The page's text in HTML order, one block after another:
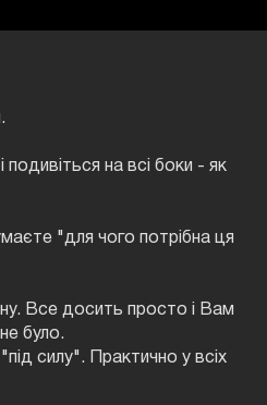
на всі боки - як
"для чого потрібна ця
Все досить просто і Вам
було.
силу". Практично у всіх